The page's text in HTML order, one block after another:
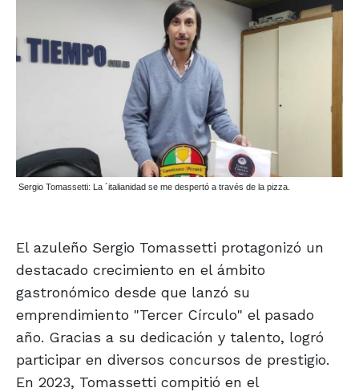
Sergio Tomassetti: La ´italianidad se me despertó a través de la pizza.
El azuleño Sergio Tomassetti protagonizó un
destacado crecimiento en el ámbito
gastronómico desde que lanzó su
emprendimiento "Tercer Círculo" el pasado
año. Gracias a su dedicación y talento, logró
participar en diversos concursos de prestigio.
En 2023, Tomassetti compitió en el